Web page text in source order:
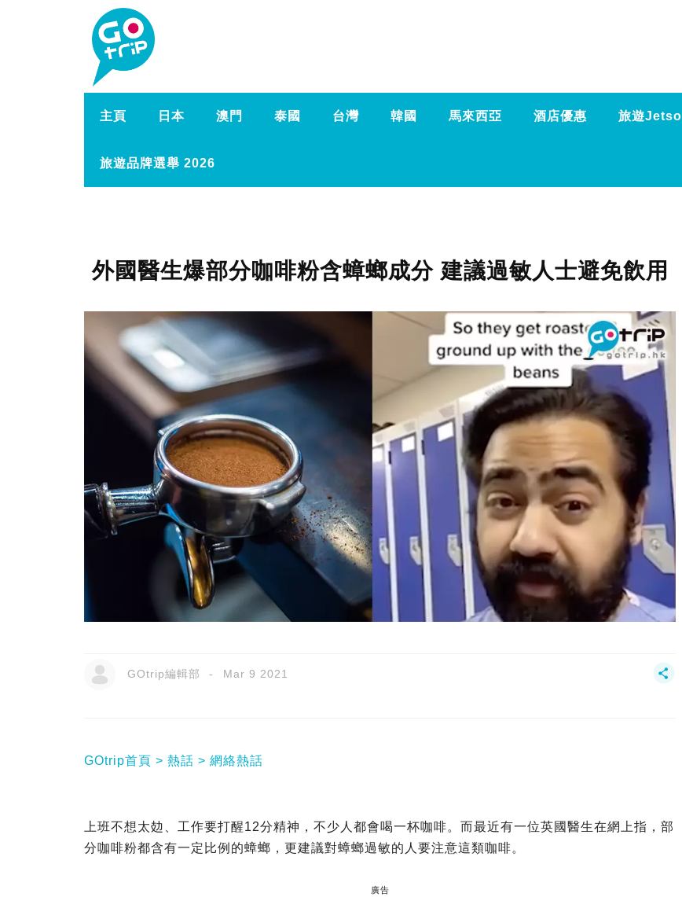
主頁 日本 澳門 泰國 台灣 韓國 馬來西亞 酒店優惠 旅遊Jetso
旅遊品牌選舉 2026
外國醫生爆部分咖啡粉含蟑螂成分 建議過敏人士避免飲用
GOtrip編輯部 Mar 9 2021
GOtrip首頁 熱話 網絡熱話
上班不想太攰、工作要打醒12分精神，不少人都會喝一杯咖啡。而最近有一位英國醫生在網上指，部
分咖啡粉都含有一定比例的蟑螂，更建議對蟑螂過敏的人要注意這類咖啡。
廣告